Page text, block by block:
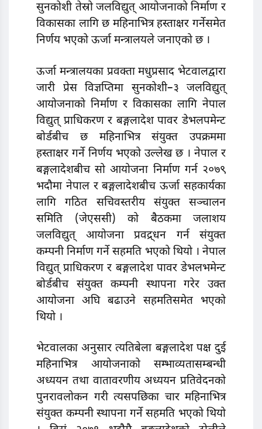
सुनकोशी तेस्रो जलविद्युत् आयोजनाको निर्माण र
विकासका लागि छ महिनाभित्र हस्ताक्षर गर्नेसमेत
निर्णय भएको ऊर्जा मन्त्रालयले जनाएको छ ।
ऊर्जा मन्त्रालयका प्रवक्ता मधुप्रसाद भेटवालद्वारा
जारी प्रेस विज्ञप्तिमा सुनकोशी–३ जलविद्युत्
आयोजनाको निर्माण र विकासका लागि नेपाल
विद्युत् प्राधिकरण र बङ्गलादेश पावर डेभलपमेन्ट
बोर्डबीच छ महिनाभित्र संयुक्त उपक्रममा
हस्ताक्षर गर्ने निर्णय भएको उल्लेख छ । नेपाल र
बङ्गलादेशबीच सो आयोजना निर्माण गर्न २०७९
भदौमा नेपाल र बङ्गलादेशबीच ऊर्जा सहकार्यका
लागि गठित सचिवस्तरीय संयुक्त सञ्चालन
समिति (जेएससी) को बैठकमा जलाशय
जलविद्युत् आयोजना प्रवद्र्धन गर्न संयुक्त
कम्पनी निर्माण गर्ने सहमति भएको थियो । नेपाल
विद्युत् प्राधिकरण र बङ्गलादेश पावर डेभलभमेन्ट
बोर्डबीच संयुक्त कम्पनी स्थापना गरेर उक्त
आयोजना अघि बढाउने सहमतिसमेत भएको
थियो ।
भेटवालका अनुसार त्यतिबेला बङ्गलादेश पक्ष दुई
महिनाभित्र आयोजनाको सम्भाव्यतासम्बन्धी
अध्ययन तथा वातावरणीय अध्ययन प्रतिवेदनको
पुनरावलोकन गरी त्यसपछिका चार महिनाभित्र
संयुक्त कम्पनी स्थापना गर्ने सहमति भएको थियो